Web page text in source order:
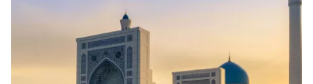
électronique